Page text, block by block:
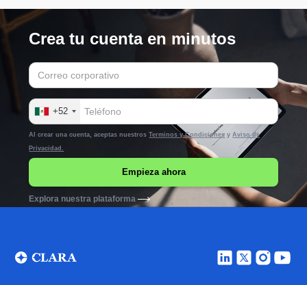
Crea tu cuenta en minutos
+52
Al crear una cuenta, aceptas nuestrosTerminos y CondicionesyAviso de
Privacidad.
Explora nuestra plataforma